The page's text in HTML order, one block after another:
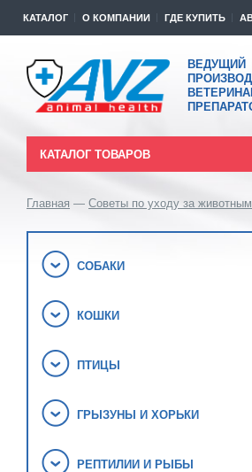
КАТАЛОГ О КОМПАНИИ ГДЕ КУПИТЬ
ВЕДУЩИЙ
КАТАЛОГ ТОВАРОВ
Главная Советы по уходу за
СОБАКИ
КОШКИ
ПТИЦЫ
ГРЫЗУНЫ И ХОРЬКИ
РЕПТИЛИИ И РЫБЫ